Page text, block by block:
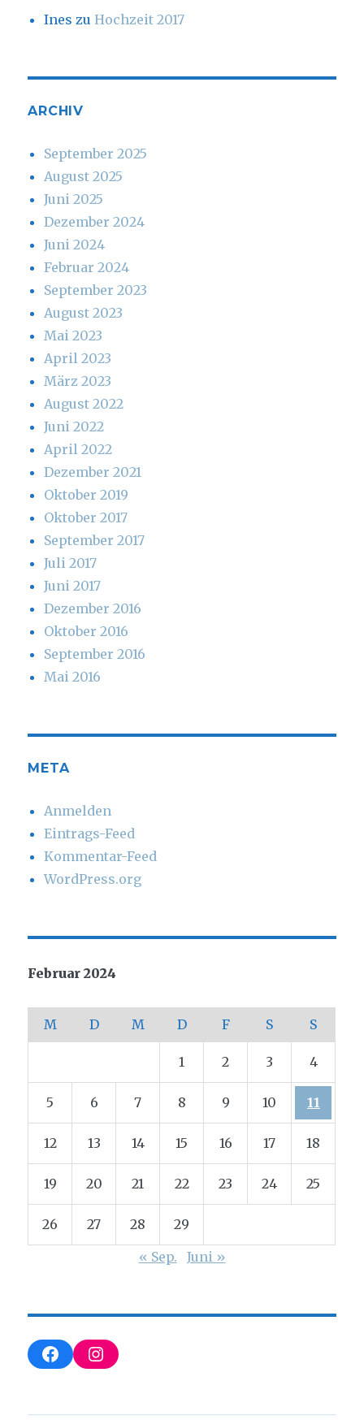
Ines zu Hochzeit 2017
ARCHIV
September 2025
August 2025
Juni 2025
Dezember 2024
Juni 2024
Februar 2024
September 2023
August 2023
Mai 2023
April 2023
März 2023
August 2022
Juni 2022
April 2022
Dezember 2021
Oktober 2019
Oktober 2017
September 2017
Juli 2017
Juni 2017
Dezember 2016
Oktober 2016
September 2016
Mai 2016
META
Anmelden
Eintrags-Feed
Kommentar-Feed
WordPress.org
Februar 2024
M D M D F S S
1 2 3 4
5 6 7 8 9 10 11
12 13 14 15 16 17 18
19 20 21 22 23 24 25
26 27 28
29
« Sep.
Juni »